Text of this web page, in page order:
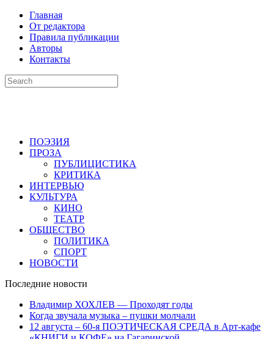
Главная
От редактора
Правила публикации
Авторы
Контакты
ПОЭЗИЯ
ПРОЗА
ПУБЛИЦИСТИКА
КРИТИКА
ИНТЕРВЬЮ
КУЛЬТУРА
КИНО
ТЕАТР
ОБЩЕСТВО
ПОЛИТИКА
СПОРТ
НОВОСТИ
Последние новости
Владимир ХОХЛЕВ — Проходят годы
Когда звучала музыка – пушки молчали
12 августа – 60-я ПОЭТИЧЕСКАЯ СРЕДА в Арт-кафе